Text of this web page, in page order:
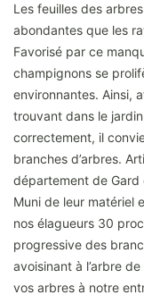
Les feuilles des
abondantes que les
Favorisé par ce
champignons se
environnantes. Ainsi,
trouvant dans le
correctement, il
branches d’arbres.
département de
Muni de leur matériel
nos élagueurs 30
progressive des
avoisinant à l’arbre
vos arbres à notre